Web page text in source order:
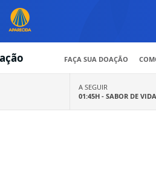
FAÇA SUA DOAÇÃO
A SEGUIR
01:45H - SABOR DE VIDA